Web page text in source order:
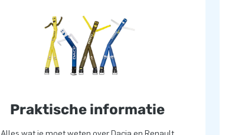
Praktische informatie